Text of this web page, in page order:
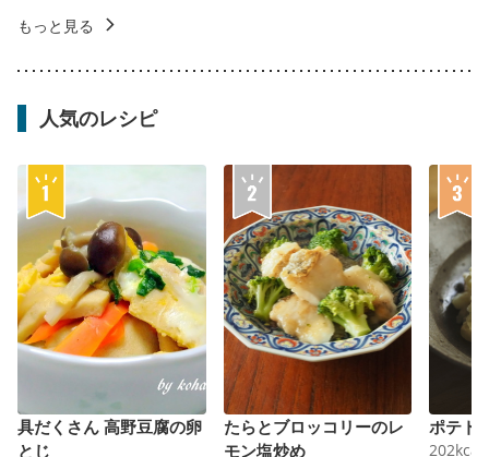
もっと見る
人気のレシピ
具だくさん 高野豆腐の卵
とじ
たらとブロッコリーのレ
モン塩炒め
ポテト
202kcal